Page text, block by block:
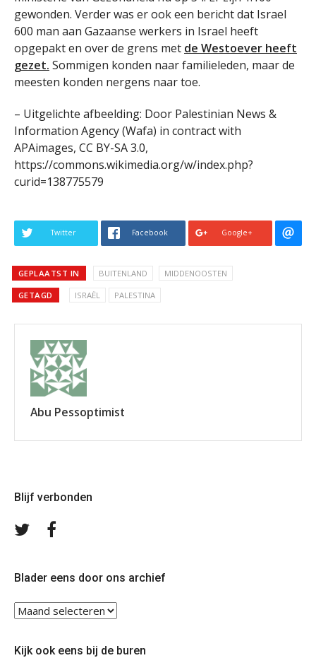
gewonden. Verder was er ook een bericht dat Israel
600 man aan Gazaanse werkers in Israel heeft
opgepakt en over de grens met de Westoever heeft
gezet. Sommigen konden naar familieleden, maar de
meesten konden nergens naar toe.
– Uitgelichte afbeelding: Door Palestinian News &
Information Agency (Wafa) in contract with
APAimages, CC BY-SA 3.0,
https://commons.wikimedia.org/w/index.php?
curid=138775579
Twitter Facebook Google+
GEPLAATST IN BUITENLAND MIDDENOOSTEN
GETAGD ISRAËL PALESTINA
Abu Pessoptimist
Blijf verbonden
Volg
Blader eens door ons archief
Blader
eens
ons
Kijk ook eens bij de buren